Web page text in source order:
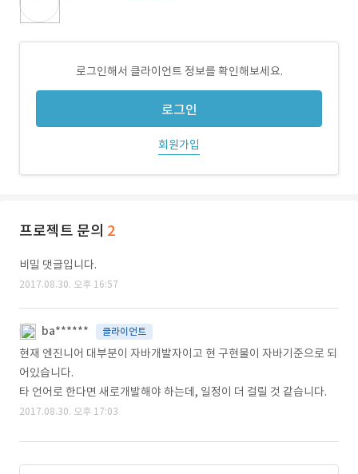
로그인해서 클라이언트 정보를 확인해보세요.
로그인
회원가입
프로젝트 문의 2
비밀 댓글입니다.
2017.08.30. 오후 16:57
ba****** 클라이언트
현재 엔진니어 대부분이 자바개발자이고 현 구현물이 자바기준으로 되
어있습니다.
타 언어로 한다면 새로개발해야 하는데, 일정이 더 걸릴 것 같습니다.
2017.08.30. 오후 17:03